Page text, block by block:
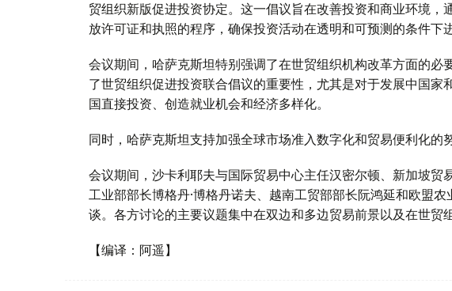
贸组织新版促进投资协定。这一倡议旨在改善投资和商业环境
放许可证和执照的程序，确保投资活动在透明和可预测的条件下进
会议期间，哈萨克斯坦特别强调了在世贸组织机构改革方面的必
了世贸组织促进投资联合倡议的重要性，尤其是对于发展中国家
国直接投资、创造就业机会和经济多样化。
同时，哈萨克斯坦支持加强全球市场准入数字化和贸易便利化的努
会议期间，沙卡利耶夫与国际贸易中心主任汉密尔顿、新加坡贸
工业部部长博格丹·博格丹诺夫、越南工贸部部长阮鸿延和欧盟
谈。各方讨论的主要议题集中在双边和多边贸易前景以及在世贸
【编译：阿遥】